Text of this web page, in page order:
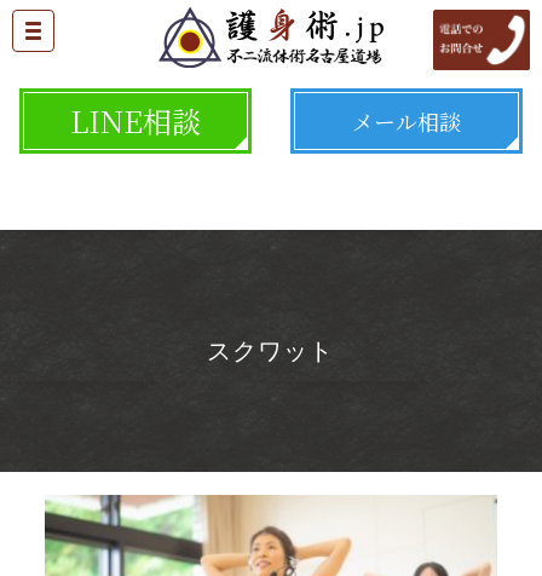
LINE相談 メール相談
スクワット